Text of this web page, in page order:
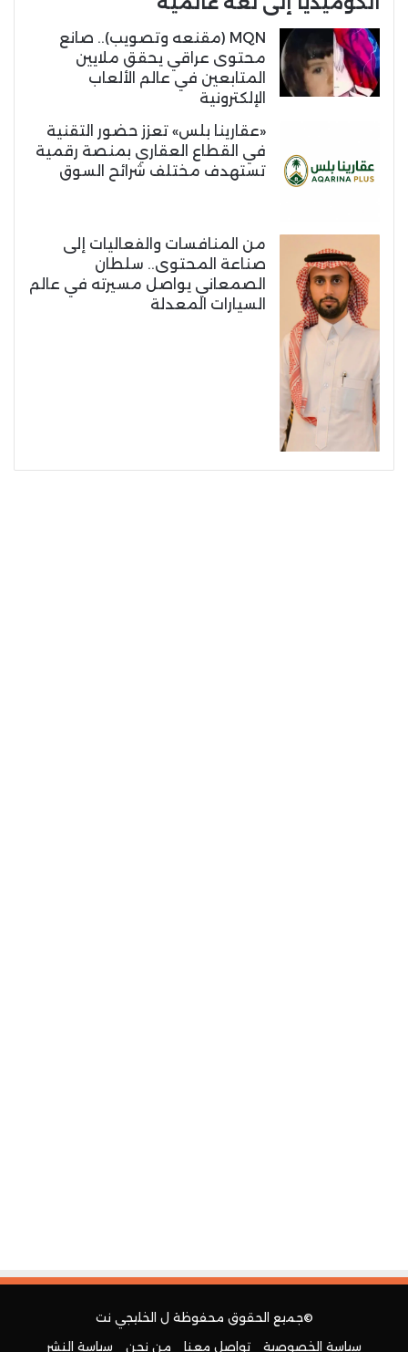
MQN (مقنعه وتصويب).. صانع
محتوى عراقي يحقق ملايين
المتابعين في عالم الألعاب
الإلكترونية
«عقارينا بلس» تعزز حضور التقنية
في القطاع العقاري بمنصة رقمية
تستهدف مختلف شرائح السوق
من المنافسات والفعاليات إلى
صناعة المحتوى.. سلطان
الصمعاني يواصل مسيرته في عالم
السيارات المعدلة
©جميع الحقوق محفوظة ل الخليجي نت
سياسة الخصوصية
تواصل معنا من نحن سياسة النشر